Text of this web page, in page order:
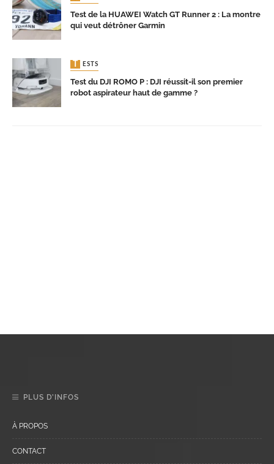
Test de la HUAWEI Watch GT Runner 2 : La montre
qui veut détrôner Garmin
TESTS
Test du DJI ROMO P : DJI réussit-il son premier
robot aspirateur haut de gamme ?
PLUS D’INFOS
À PROPOS
CONTACT